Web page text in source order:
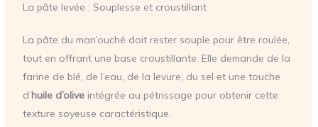
La pâte levée : Souplesse et croustillant
La pâte du man’ouché doit rester souple pour être roulée,
tout en offrant une base croustillante. Elle demande de la
farine de blé, de l’eau, de la levure, du sel et une touche
d’huile d’oliveintégrée au pétrissage pour obtenir cette
texture soyeuse caractéristique.